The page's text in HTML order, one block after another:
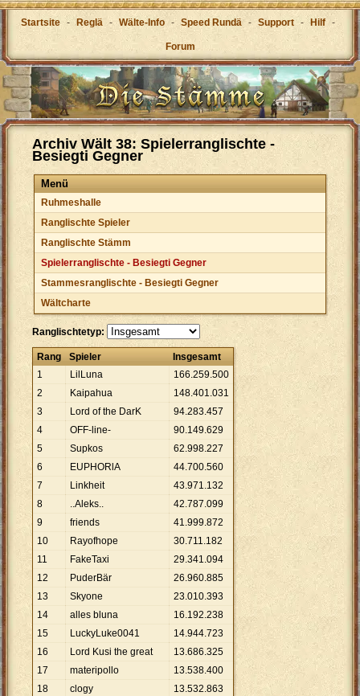
Startsite - Reglä - Wälte-Info - Speed Rundä - Support - Hilf -
Forum
Archiv Wält 38: Spielerranglischte -
Besiegti Gegner
Menü
Ruhmeshalle
Ranglischte Spieler
Ranglischte Stämm
Spielerranglischte - Besiegti Gegner
Stammesranglischte - Besiegti Gegner
Wältcharte
Ranglischtetyp:
Rang Spieler
Insgesamt
1
LilLuna 166.259.500
2
Kaipahua 148.401.031
3
Lord of the DarK 94.283.457
4
OFF-line- 90.149.629
5
Supkos 62.998.227
6
EUPHORlA 44.700.560
7
Linkheit 43.971.132
8
..Aleks.. 42.787.099
9
friends 41.999.872
10
Rayofhope 30.711.182
11
FakeTaxi 29.341.094
12
PuderBär 26.960.885
13
Skyone 23.010.393
14
alles bluna 16.192.238
15
LuckyLuke0041 14.944.723
16
Lord Kusi the great 13.686.325
17
materipollo 13.538.400
18
clogy 13.532.863